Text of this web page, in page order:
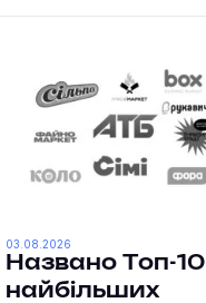
Названо Топ-10
найбільших
03.08.2026